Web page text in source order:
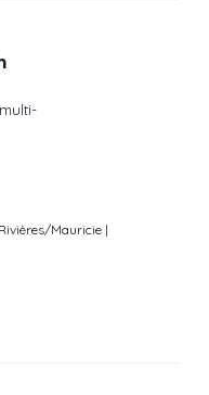
Mauricie |